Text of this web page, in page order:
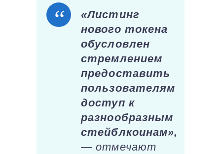
«Листинг
нового токена
обусловлен
стремлением
предоставить
пользователям
доступ к
разнообразным
стейблкоинам»,
— отмечают